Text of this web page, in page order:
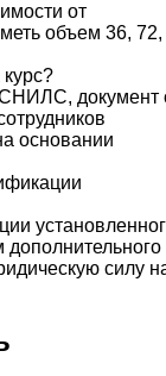
от
объем 36, 72,
СНИЛС, документ
основании
силу